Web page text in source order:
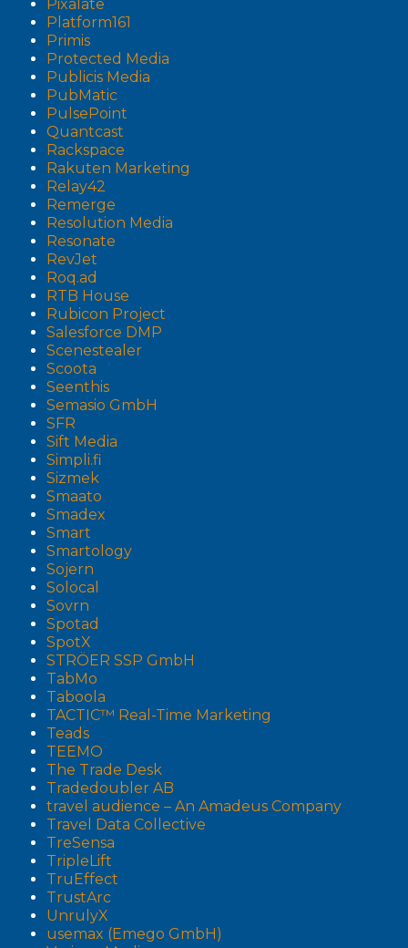
Pixalate
Platform161
Primis
Protected Media
Publicis Media
PubMatic
PulsePoint
Quantcast
Rackspace
Rakuten Marketing
Relay42
Remerge
Resolution Media
Resonate
RevJet
Roq.ad
RTB House
Rubicon Project
Salesforce DMP
Scenestealer
Scoota
Seenthis
Semasio GmbH
SFR
Sift Media
Simpli.fi
Sizmek
Smaato
Smadex
Smart
Smartology
Sojern
Solocal
Sovrn
Spotad
SpotX
STRÖER SSP GmbH
TabMo
Taboola
TACTIC™ Real-Time Marketing
Teads
TEEMO
The Trade Desk
Tradedoubler AB
travel audience – An Amadeus Company
Travel Data Collective
TreSensa
TripleLift
TruEffect
TrustArc
UnrulyX
usemax (Emego GmbH)